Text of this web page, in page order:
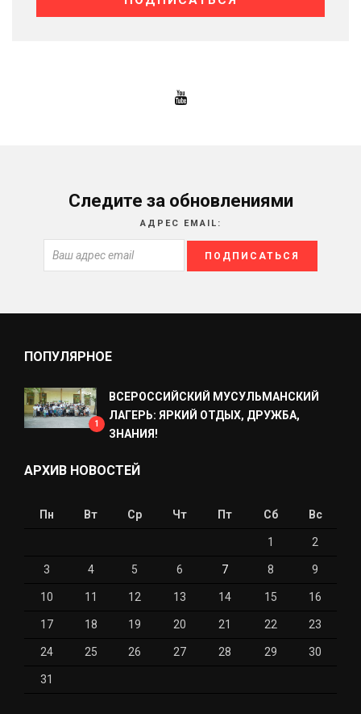
Следите за обновлениями
АДРЕС EMAIL:
ПОПУЛЯРНОЕ
1
ВСЕРОССИЙСКИЙ МУСУЛЬМАНСКИЙ
ЛАГЕРЬ: ЯРКИЙ ОТДЫХ, ДРУЖБА,
ЗНАНИЯ!
АРХИВ НОВОСТЕЙ
Пн Вт Ср Чт Пт Сб Вс
1 2
3 4 5 6 7 8 9
10 11 12 13 14 15 16
17 18 19 20 21 22 23
24 25 26 27 28 29 30
31